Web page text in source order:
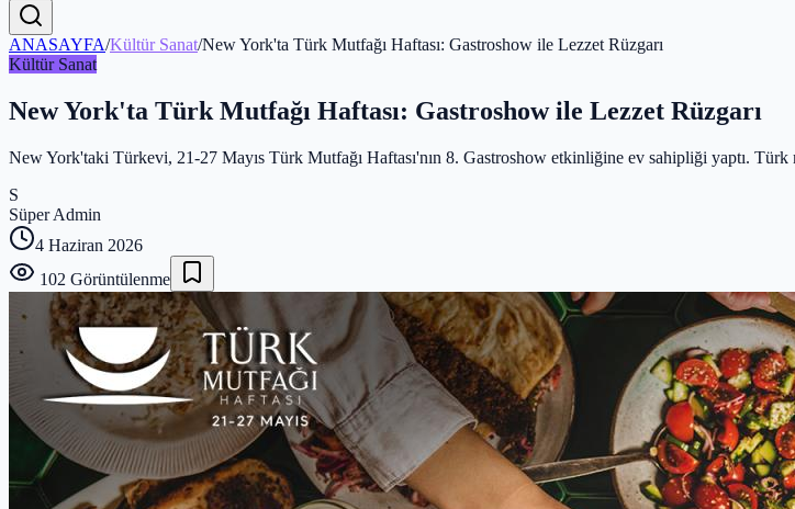
ANASAYFA/Kültür Sanat/New York'ta Türk Mutfağı Haftası: Gastroshow ile Lezzet Rüzgarı
Kültür Sanat
New York'ta Türk Mutfağı Haftası: Gastroshow ile Lezzet Rüzgarı
New York'taki Türkevi, 21-27 Mayıs Türk Mutfağı Haftası'nın 8. Gastroshow etkinliğine ev sahipliği yaptı. Türk
S
Süper Admin
4 Haziran 2026
102 Görüntülenme